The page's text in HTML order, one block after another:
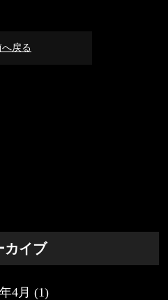
へ戻る
カイブ
4月 (1)